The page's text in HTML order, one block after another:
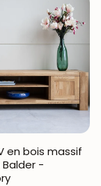
en bois massif
-